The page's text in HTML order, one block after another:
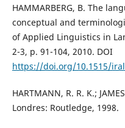
HAMMARBERG, B. The
conceptual and
of Applied Linguistics in
2-3, p. 91-104, 2010. DOI
https://doi.org/10.1515/
HARTMANN, R. R. K.;
Londres: Routledge, 1998.